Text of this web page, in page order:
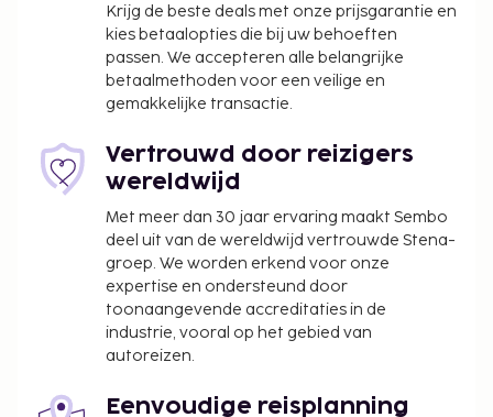
Krijg de beste deals met onze prijsgarantie en
kies betaalopties die bij uw behoeften
passen. We accepteren alle belangrijke
betaalmethoden voor een veilige en
gemakkelijke transactie.
Vertrouwd door reizigers
wereldwijd
Met meer dan 30 jaar ervaring maakt Sembo
deel uit van de wereldwijd vertrouwde Stena-
groep. We worden erkend voor onze
expertise en ondersteund door
toonaangevende accreditaties in de
industrie, vooral op het gebied van
autoreizen.
Eenvoudige reisplanning